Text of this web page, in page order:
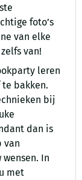
foto’s
van elke
van!
leren
bakken.
bij
dan is
van
In
met